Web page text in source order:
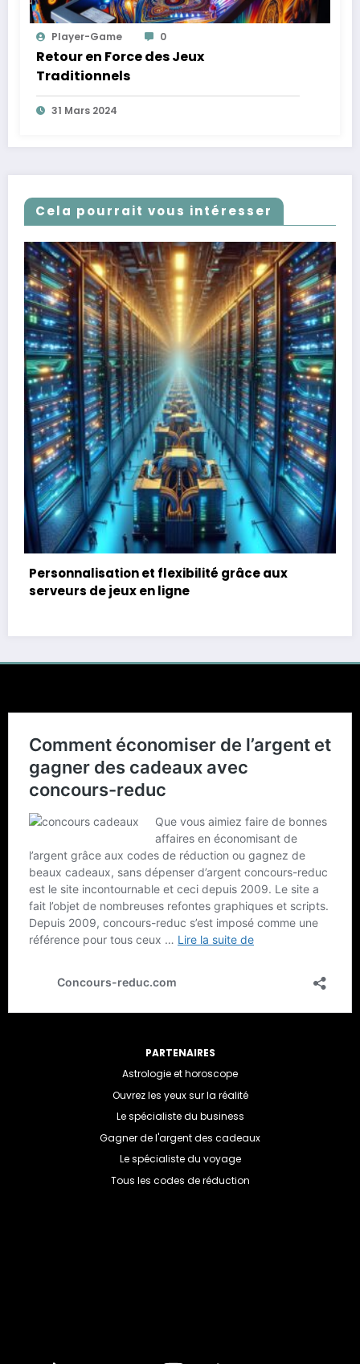
Player-Game 0
Retour en Force des Jeux
Traditionnels
31 Mars 2024
Cela pourrait vous intéresser
grâce aux
Ubisoft l’entreprise de jeux
incontournable
PARTENAIRES
Astrologie et horoscope
Ouvrez les yeux sur la réalité
Le spécialiste du business
Gagner de l'argent des cadeaux
Le spécialiste du voyage
Tous les codes de réduction